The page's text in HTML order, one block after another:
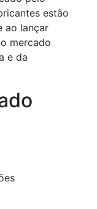
estão
ao lançar
mercado
e da